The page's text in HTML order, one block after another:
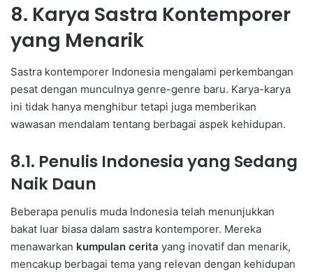
8. Karya Sastra Kontemporer
yang Menarik
Sastra kontemporer Indonesia mengalami perkembangan
pesat dengan munculnya genre-genre baru. Karya-karya
ini tidak hanya menghibur tetapi juga memberikan
wawasan mendalam tentang berbagai aspek kehidupan.
8.1. Penulis Indonesia yang Sedang
Naik Daun
Beberapa penulis muda Indonesia telah menunjukkan
bakat luar biasa dalam sastra kontemporer. Mereka
menawarkan kumpulan cerita yang inovatif dan menarik,
mencakup berbagai tema yang relevan dengan kehidupan